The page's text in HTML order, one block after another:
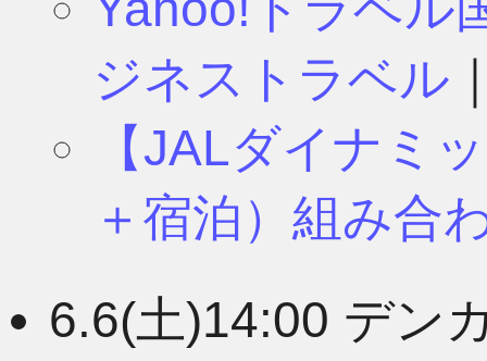
ジネストラベル
【JALダイナミ
＋宿泊）組み合
6.6(土)14:00 デン